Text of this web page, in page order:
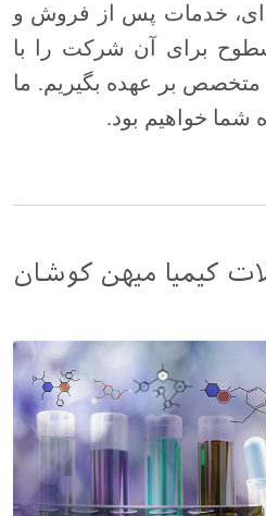
ای، خدمات پس از فروش و
برای آن شرکت را با
متخصص بر عهده بگیریم. ما
شما خواهیم بود.
کیمیا میهن کوشان